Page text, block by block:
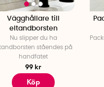
Vägghållare till
eltandborsten
Nu slipper du ha
ståendes på
handfatet
99 kr
Köp